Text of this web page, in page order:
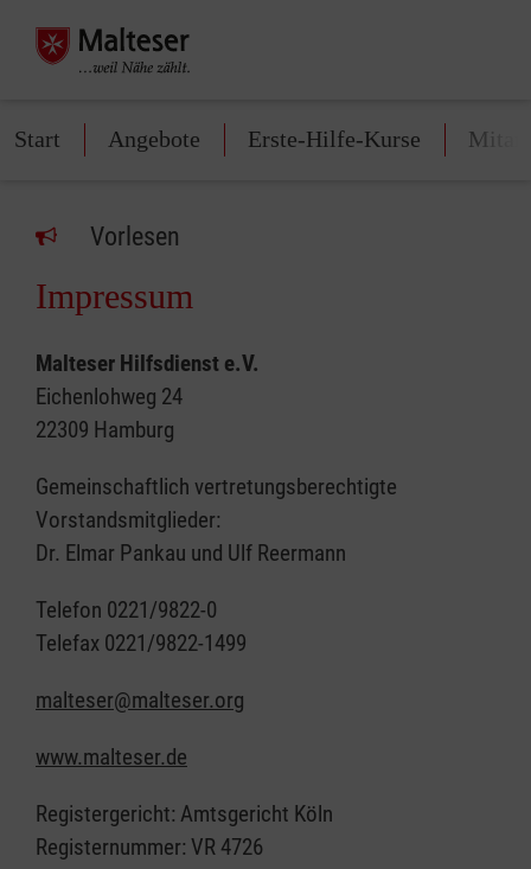
Start Angebote Erste-Hilfe-Kurse
Vorlesen
Impressum
Malteser Hilfsdienst e.V.
Eichenlohweg 24
22309 Hamburg
Gemeinschaftlich vertretungsberechtigte
Vorstandsmitglieder:
Dr. Elmar Pankau und Ulf Reermann
Telefon 0221/9822-0
Telefax 0221/9822-1499
malteser@malteser.org
www.malteser.de
Registergericht: Amtsgericht Köln
Registernummer: VR 4726